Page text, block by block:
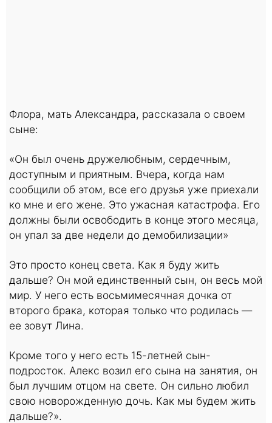
Флора, мать Александра, рассказала о своем
сыне:
«Он был очень дружелюбным, сердечным,
доступным и приятным. Вчера, когда нам
сообщили об этом, все его друзья уже приехали
ко мне и его жене. Это ужасная катастрофа. Его
должны были освободить в конце этого месяца,
он упал за две недели до демобилизации»
Это просто конец света. Как я буду жить
дальше? Он мой единственный сын, он весь мой
мир. У него есть восьмимесячная дочка от
второго брака, которая только что родилась —
ее зовут Лина.
Кроме того у него есть 15-летней сын-
подросток. Алекс возил его сына на занятия, он
был лучшим отцом на свете. Он сильно любил
свою новорожденную дочь. Как мы будем жить
дальше?».